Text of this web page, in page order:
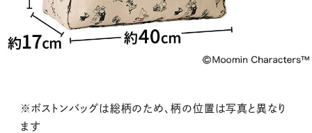
※ボストンバッグは総柄のため、柄の位置は写真と異なり
ます